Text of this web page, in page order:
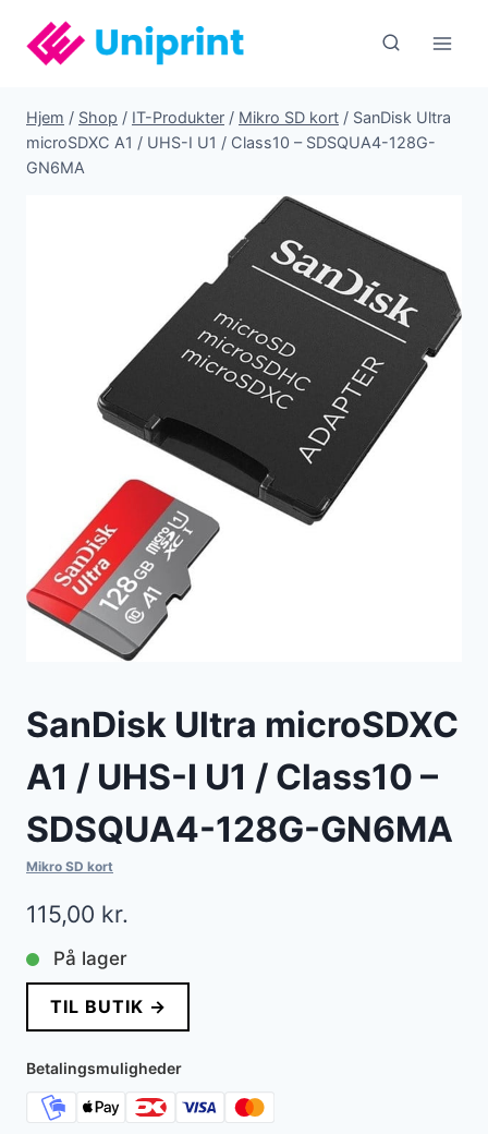
indhold
Hjem / Shop / IT-Produkter / Mikro SD kort / SanDisk Ultra
microSDXC A1 / UHS-I U1 / Class10 – SDSQUA4-128G-
GN6MA
SanDisk Ultra microSDXC
A1 / UHS-I U1 / Class10 –
SDSQUA4-128G-GN6MA
Mikro SD kort
115,00 kr.
På lager
TIL BUTIK →
Betalingsmuligheder